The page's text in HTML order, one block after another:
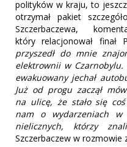
polityków w kraju, to
otrzymał pakiet
Szczerbaczewa,
który relacjonował finał
przyszedł do mnie
elektrownii w Czarnobylu.
ewakuowany jechał
Już od progu zaczął
na ulicę, że stało się
nam o wydarzeniach w
nielicznych, którzy
Szczerbaczew w rozmowie